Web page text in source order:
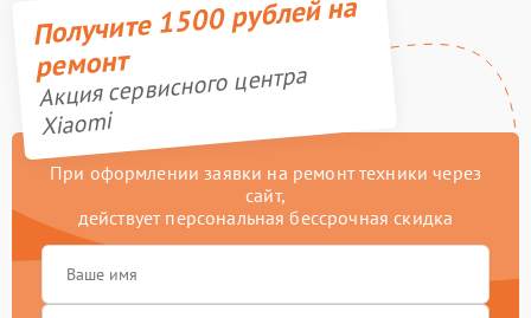
Получите 1500 рублей на
ремонт
Акция сервисного центра
Xiaomi
При оформлении заявки на ремонт техники через
сайт,
действует персональная бессрочная скидка